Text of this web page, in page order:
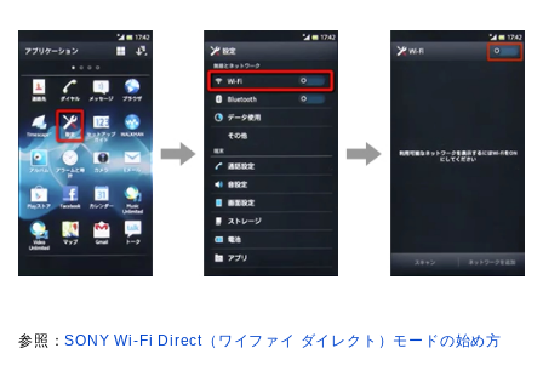
参照：SONY Wi-Fi Direct（ワイファイ ダイレクト）モードの始め方